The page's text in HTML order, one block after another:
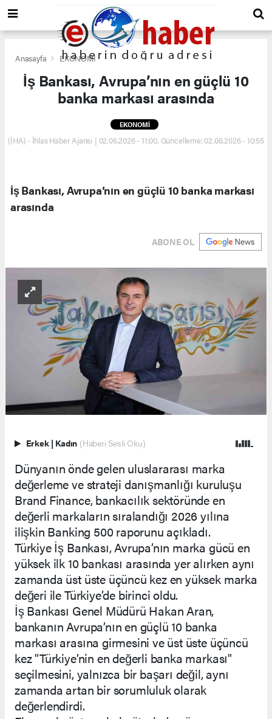
Anasayfa EKONOMİ
İş Bankası, Avrupa’nın en güçlü 10
banka markası arasında
EKONOMİ
(İHA) - İhlas Haber Ajansı | 02.06.2026 - 11:00, Güncelleme: 02.06.2026 - 10:55
İş Bankası, Avrupa’nın en güçlü 10 banka markası
arasında
ABONE OL
Erkek | Kadın (Haberi Sesli Oku)
Dünyanın önde gelen uluslararası marka
değerleme ve strateji danışmanlığı kuruluşu
Brand Finance, bankacılık sektöründe en
değerli markaların sıralandığı 2026 yılına
ilişkin Banking 500 raporunu açıkladı.
Türkiye İş Bankası, Avrupa’nın marka gücü en
yüksek ilk 10 bankası arasında yer alırken aynı
zamanda üst üste üçüncü kez en yüksek marka
değeri ile Türkiye’de birinci oldu.
İş Bankası Genel Müdürü Hakan Aran,
bankanın Avrupa’nın en güçlü 10 banka
markası arasına girmesini ve üst üste üçüncü
kez "Türkiye’nin en değerli banka markası"
seçilmesini, yalnızca bir başarı değil, aynı
zamanda artan bir sorumluluk olarak
değerlendirdi.